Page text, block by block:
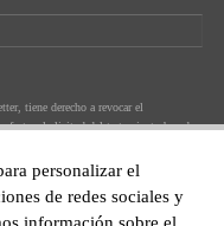
personalizar el
de redes sociales y
tiene derecho a revocar el
a la licitud del tratamiento basado